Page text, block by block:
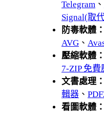
Telegram 、
Signal(取
防毒軟體：
AVG 、
壓縮軟體：
7-ZIP 免
文書處理：
輯器 、
看圖軟體：